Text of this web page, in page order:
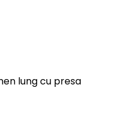
lung cu presa